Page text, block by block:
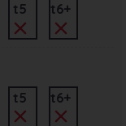
t5 t6+
t5 t6+